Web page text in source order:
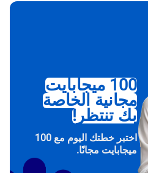
100 ميجابايت
مجانية الخاصة
بك تنتظر!
اختبر خطتك اليوم مع 100
ميجابايت مجانًا.